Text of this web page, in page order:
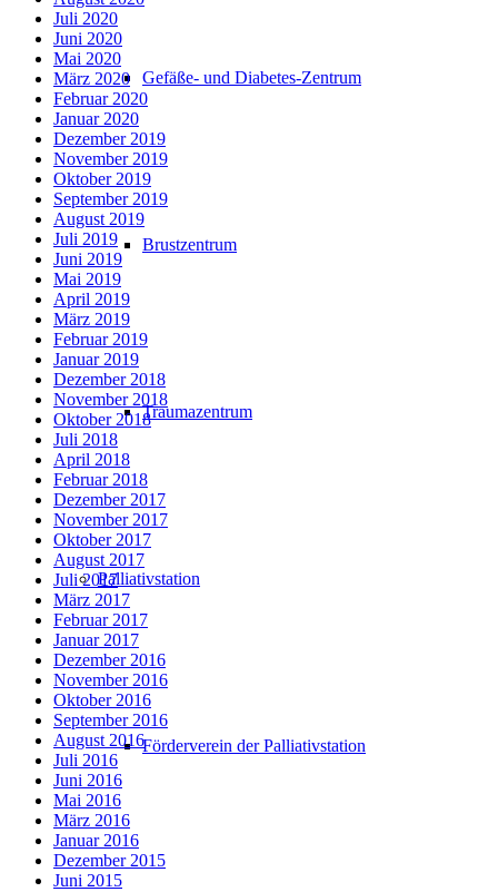
Gefäße- und Diabetes-Zentrum
Brustzentrum
Traumazentrum
Palliativstation
Förderverein der Palliativstation
Juli 2020
Juni 2020
Mai 2020
März 2020
Februar 2020
Januar 2020
Dezember 2019
November 2019
Oktober 2019
September 2019
August 2019
Juli 2019
Juni 2019
Mai 2019
April 2019
März 2019
Februar 2019
Januar 2019
Dezember 2018
November 2018
Oktober 2018
Juli 2018
April 2018
Februar 2018
Dezember 2017
November 2017
Oktober 2017
August 2017
Juli 2017
März 2017
Februar 2017
Januar 2017
Dezember 2016
November 2016
Oktober 2016
September 2016
August 2016
Juli 2016
Juni 2016
Mai 2016
März 2016
Januar 2016
Dezember 2015
Juni 2015